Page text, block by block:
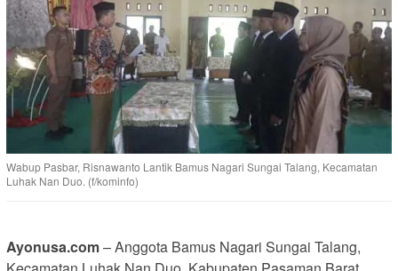
Wabup Pasbar, Risnawanto Lantik Bamus Nagari Sungai Talang, Kecamatan
Luhak Nan Duo. (f/kominfo)
Ayonusa.com– Anggota Bamus Nagari Sungai Talang,